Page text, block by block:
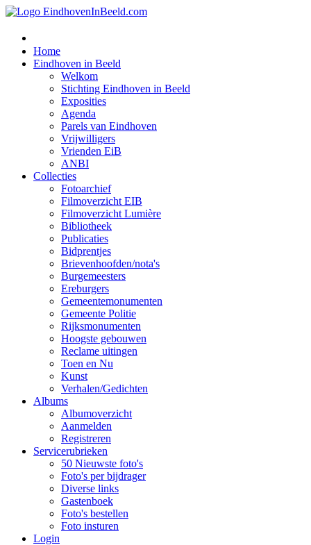
Home
Eindhoven in Beeld
Welkom
Stichting Eindhoven in Beeld
Exposities
Agenda
Parels van Eindhoven
Vrijwilligers
Vrienden EiB
ANBI
Collecties
Fotoarchief
Filmoverzicht EIB
Filmoverzicht Lumière
Bibliotheek
Publicaties
Bidprentjes
Brievenhoofden/nota's
Burgemeesters
Ereburgers
Gemeentemonumenten
Gemeente Politie
Rijksmonumenten
Hoogste gebouwen
Reclame uitingen
Toen en Nu
Kunst
Verhalen/Gedichten
Albums
Albumoverzicht
Aanmelden
Registreren
Servicerubrieken
50 Nieuwste foto's
Foto's per bijdrager
Diverse links
Gastenboek
Foto's bestellen
Foto insturen
Login